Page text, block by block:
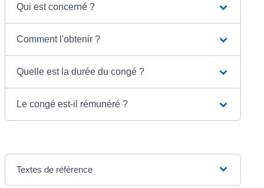
Qui est concerné ?
Comment l'obtenir ?
Quelle est la durée du congé ?
Le congé est-il rémunéré ?
Textes de référence